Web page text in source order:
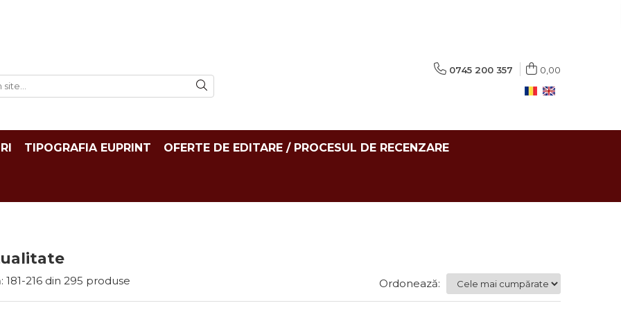
0745 200 357 0,00
TIPOGRAFIA EUPRINT OFERTE DE EDITARE / PROCESUL DE RECENZARE
181-216 din 295 produse Ordonează: